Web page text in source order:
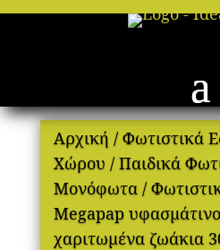
προϊόντων
Αρχική / Φωτιστικά
Χώρου / Παιδικά
Μονόφωτα/
Megapap
χαριτωμένα ζωάκια